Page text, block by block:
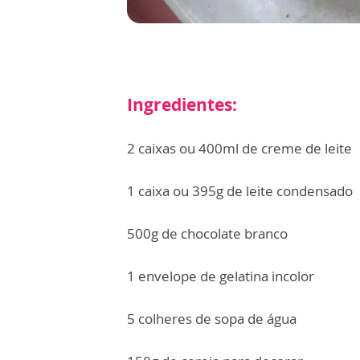
Ingredientes:
2 caixas ou 400ml de creme de leite
1 caixa ou 395g de leite condensado
500g de chocolate branco
1 envelope de gelatina incolor
5 colheres de sopa de água